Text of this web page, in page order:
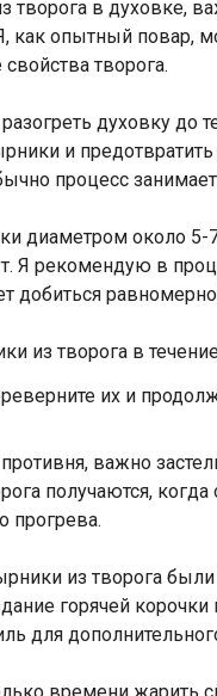
творога в духовке,
Я, как опытный
творога.
духовку до
и
процесс
диаметром около 5-
Я рекомендую в
добиться
из творога в
их и
важно
получаются,
прогрева.
из творога
горячей
для